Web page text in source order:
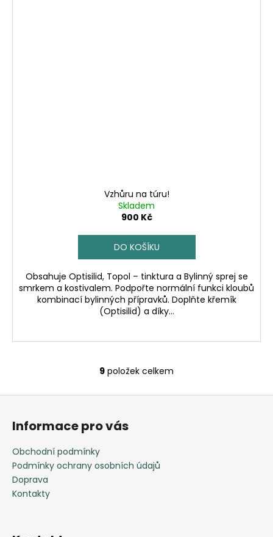
Vzhůru na túru!
Skladem
900 Kč
DO KOŠÍKU
Obsahuje Optisilid, Topol – tinktura a Bylinný sprej se
smrkem a kostivalem. Podpořte normální funkci kloubů
kombinací bylinných přípravků. Doplňte křemík
(Optisilid) a díky...
O
c
í
9 položek celkem
Z
Informace pro vás
Obchodní podmínky
Podmínky ochrany osobních údajů
Doprava
Kontakty